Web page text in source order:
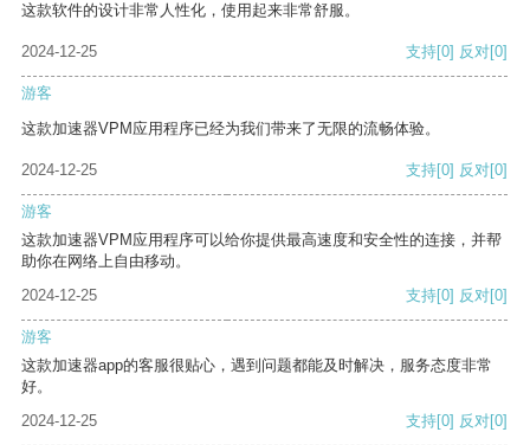
这款软件的设计非常人性化，使用起来非常舒服。
2024-12-25 支持[0] 反对[0]
游客
这款加速器VPM应用程序已经为我们带来了无限的流畅体验。
2024-12-25 支持[0] 反对[0]
游客
这款加速器VPM应用程序可以给你提供最高速度和安全性的连接，并帮
助你在网络上自由移动。
2024-12-25
支持[0] 反对[0]
游客
这款加速器app的客服很贴心，遇到问题都能及时解决，服务态度非常
好。
2024-12-25
支持[0] 反对[0]